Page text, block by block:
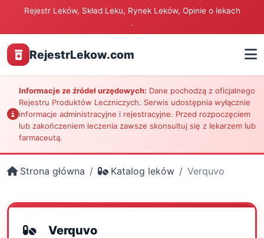
Rejestr Leków, Skład Leku, Rynek Leków, Opinie o lekach
.
RejestrLekow.com
Informacje ze źródeł urzędowych: Dane pochodzą z oficjalnego
Rejestru Produktów Leczniczych. Serwis udostępnia wyłącznie
informacje administracyjne i rejestracyjne. Przed rozpoczęciem
lub zakończeniem leczenia zawsze skonsultuj się z lekarzem lub
farmaceutą.
Strona główna Katalog leków Verquvo
Verquvo